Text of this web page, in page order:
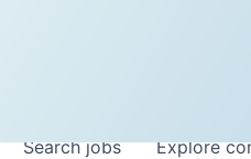
Searchjobs Explore